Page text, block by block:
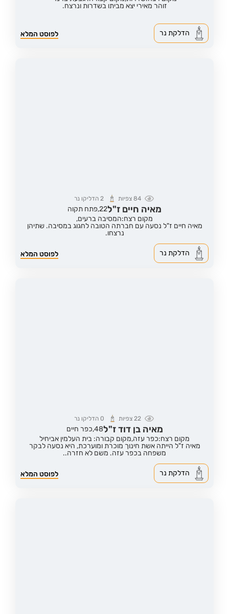
זוהר מאירי יצא מביתו בשדרות ונרצח.
לפוסט המלא הדלקת נר
84 צפיות 2 הדליקו נר
מאיה חיים ז"ל22,פתח תקוה
מקום רצח:המסיבה ברעים,
מאיה חיים ז"ל נסעה עם חברתה הטובה לחגוג במסיבה. שתיהן
נרצחו.
לפוסט המלא הדלקת נר
22 צפיות 0הדליקו נר
מאיה בן דוד ז"ל48, כפר חיים
מקום רצח:כפר עזה,מקום קבורה: בית העלמין אביחיל
מאיה ז"ל הייתה אשת חינוך מוכרת ומוערכת, היא נסעה לבקר
משפחה בכפר עזה. משם לא חזרה..
לפוסט המלא הדלקת נר